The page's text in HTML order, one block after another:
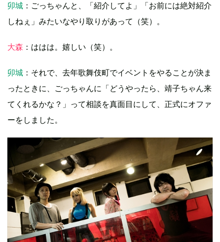
卯城 ：ごっちゃんと、「紹介してよ」「お前には絶対紹介
しねぇ」みたいなやり取りがあって（笑）。
大森 ：ははは。嬉しい（笑）。
卯城 ：それで、去年歌舞伎町でイベントをやることが決ま
ったときに、ごっちゃんに「どうやったら、靖子ちゃん来
てくれるかな？」って相談を真面目にして、正式にオファ
ーをしました。